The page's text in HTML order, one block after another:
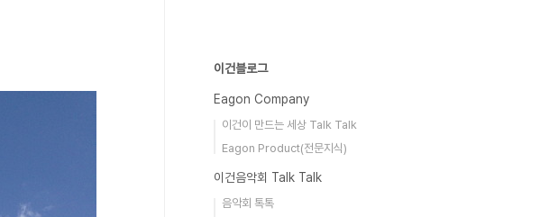
이건블로그
Eagon Company
이건이 만드는 세상 Talk Talk
Eagon Product(전문지식)
이건음악회 Talk Talk
음악회 톡톡